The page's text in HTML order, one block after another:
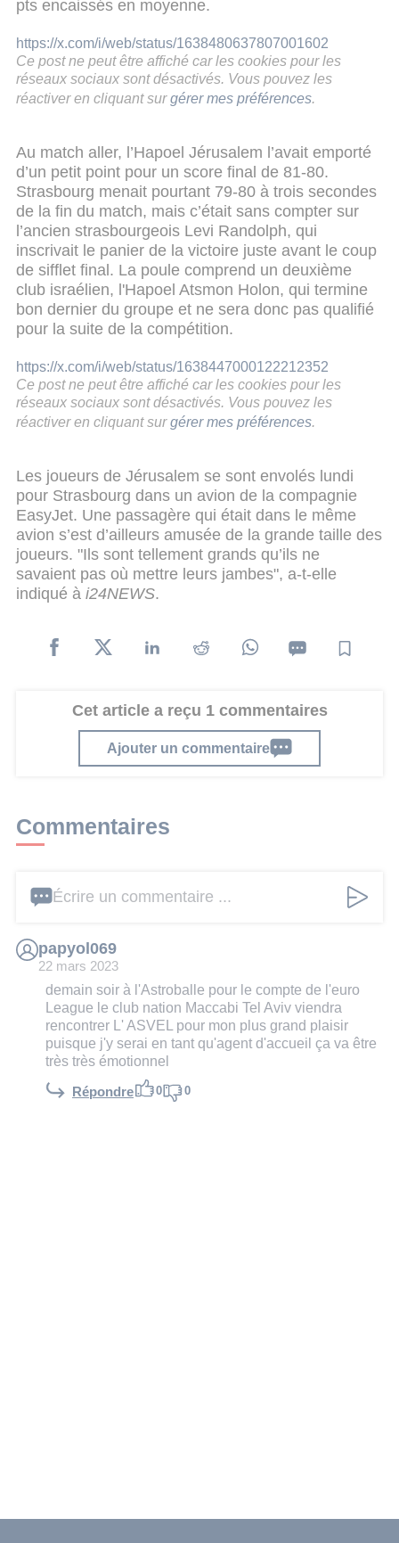
pts encaissés en moyenne.
https://x.com/i/web/status/1638480637807001602
Ce post ne peut être affiché car les cookies pour les
réseaux sociaux sont désactivés. Vous pouvez les
réactiver en cliquant sur gérer mes préférences.
Au match aller, l’Hapoel Jérusalem l’avait emporté
d’un petit point pour un score final de 81-80.
Strasbourg menait pourtant 79-80 à trois secondes
de la fin du match, mais c’était sans compter sur
l’ancien strasbourgeois Levi Randolph, qui
inscrivait le panier de la victoire juste avant le coup
de sifflet final. La poule comprend un deuxième
club israélien, l'Hapoel Atsmon Holon, qui termine
bon dernier du groupe et ne sera donc pas qualifié
pour la suite de la compétition.
https://x.com/i/web/status/1638447000122212352
Ce post ne peut être affiché car les cookies pour les
réseaux sociaux sont désactivés. Vous pouvez les
réactiver en cliquant sur gérer mes préférences.
Les joueurs de Jérusalem se sont envolés lundi
pour Strasbourg dans un avion de la compagnie
EasyJet. Une passagère qui était dans le même
avion s’est d’ailleurs amusée de la grande taille des
joueurs. "Ils sont tellement grands qu’ils ne
savaient pas où mettre leurs jambes", a-t-elle
indiqué à i24NEWS.
Cet article a reçu 1 commentaires
Ajouter un commentaire
Commentaires
Écrire un commentaire ...
papyol069
22 mars 2023
demain soir à l'Astroballe pour le compte de l'euro
League le club nation Maccabi Tel Aviv viendra
rencontrer L' ASVEL pour mon plus grand plaisir
puisque j'y serai en tant qu'agent d'accueil ça va être
très très émotionnel
Répondre 0 0